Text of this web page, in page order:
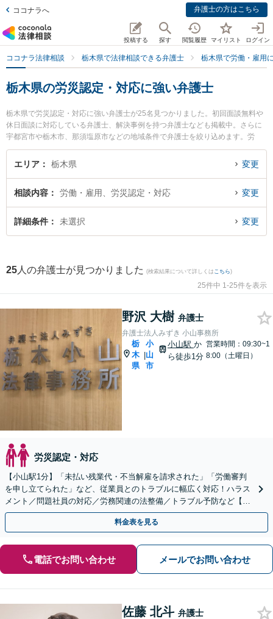
ココナラへ 弁護士の方はこちら
投稿する 探す 閲覧履歴 マイリスト ログイン
ココナラ法律相談 栃木県で法律相談できる弁護士 栃木県で労働・雇用
栃木県の労災認定・対応に強い弁護士
栃木県で労災認定・対応に強い弁護士が25名見つかりました。初回面談無料や
休日面談に対応している弁護士、解決事例を持つ弁護士なども掲載中。さらに
宇都宮市や栃木市、那須塩原市などの地域条件で弁護士を絞り込めます。労
働・雇用に関係する不当解雇や退職勧奨、内定取消等の細かな分野での絞り込
み検索もでき便利です。特に弁護士法人みずき 小山事務所の野沢 大樹弁護士や
注目されています。『栃木県で土日や夜間に発生した労災認定・対応のトラブ
ルを今すぐに弁護士に相談したい』『労災認定・対応のトラブル解決の実績豊
富な近くの弁護士を検索したい』『初回相談無料で労災認定・対応を法律相談
エリア 栃木県 変更
相談内容 労働・雇用、労災認定・対応 変更
詳細条件 未選択 変更
25 人の弁護士が見つかりました (検索結果について詳しくは こちら)
25件中 1-25件を表示
野沢 大樹 弁護士
弁護士法人みずき 小山事務所
栃
木
県
|
小
山
市
小山駅 か
ら徒歩1分
営業時間：09:30~1
8:00（土曜日）
労災認定・対応
【小山駅1分】「未払い残業代・不当解雇を請求された」「労働審判
を申し立てられた」など、従業員とのトラブルに幅広く対応！ハラス
メント／問題社員の対応／労務関連の法整備／トラブル予防など【ト
ラブル予防のための顧問弁護士】【休日・夜間面談可】
料金表を見る
電話でお問い合わせ メールでお問い合わせ
佐藤 北斗 弁護士